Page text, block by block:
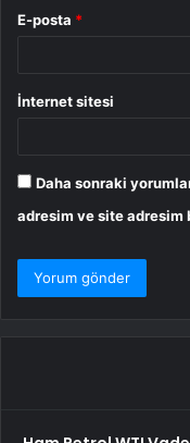
E-posta *
İnternet sitesi
Daha sonraki
adresim ve site adresim